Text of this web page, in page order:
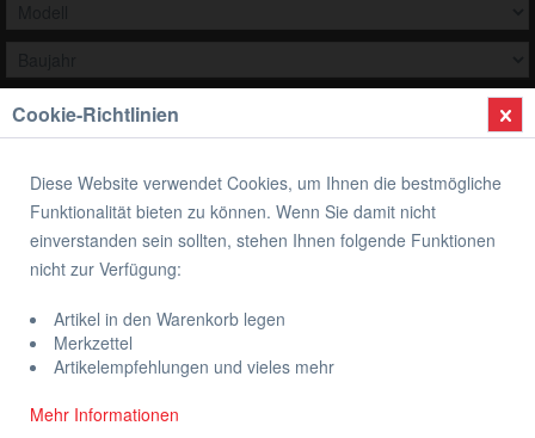
Auswählen
Übersicht Bremsen
Brembo Bremsbeläge SA Sintermetall
ABE Yamaha vorne
Cookie-Richtlinien
Diese Website verwendet Cookies, um Ihnen die bestmögliche
Funktionalität bieten zu können. Wenn Sie damit nicht
einverstanden sein sollten, stehen Ihnen folgende Funktionen
nicht zur Verfügung:
Artikel in den Warenkorb legen
Merkzettel
Artikelempfehlungen und vieles mehr
Mehr Informationen